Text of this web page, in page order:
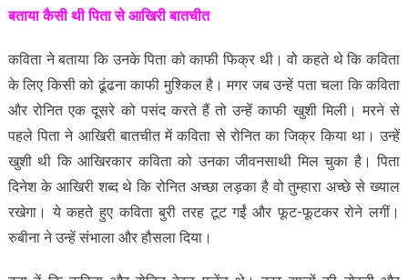
बताया कैसी थी पिता से आखिरी बातचीत
कविता ने बताया कि उनके पिता को काफी फिक्र थी। वो कहते थे कि कविता
के लिए किसी को ढूंढना काफी मुश्किल है। मगर जब उन्हें पता चला कि कविता
और रोनित एक दूसरे को पसंद करते हैं तो उन्हें काफी खुशी मिली। मरने से
पहले पिता ने आखिरी बातचीत में कविता से रोनित का जिक्र किया था। उन्हें
खुशी थी कि आखिरकार कविता को उनका जीवनसाथी मिल चुका है। पिता
दिनेश के आखिरी शब्द थे कि रोनित अच्छा लड़का है वो तुम्हारा अच्छे से ख्याल
रखेगा। ये कहते हुए कविता बुरी तरह टूट गईं और फूट-फूटकर रोने लगीं।
रुबीना ने उन्हें संभाला और हौसला दिया।